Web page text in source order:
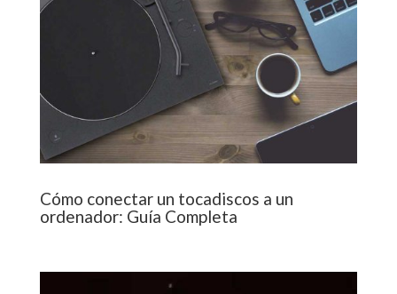
Cómo conectar un tocadiscos a un
ordenador: Guía Completa